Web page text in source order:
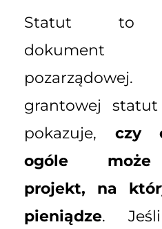
Statut to
dokument
grantowej
pokazuje, czy
ogóle może
projekt, na
pieniądze.